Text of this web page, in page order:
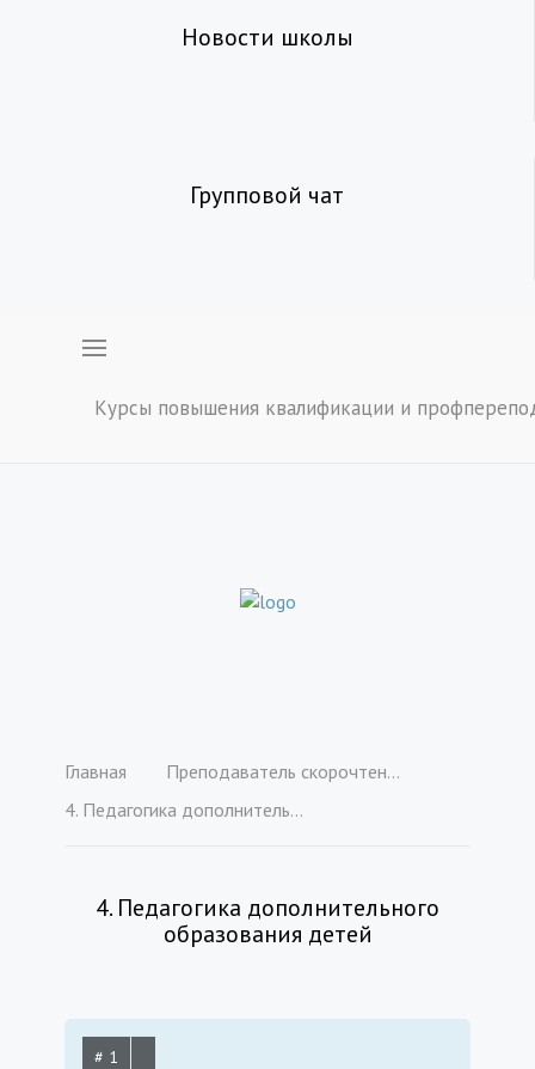
Новости школы
Групповой чат
Курсы повышения квалификации и
Главная
Преподаватель скорочтения. Методика обучения скорочтению в дополнительном образовании детей и взрослых
4. Педагогика дополнительного образования детей
4. Педагогика дополнительного
образования детей
# 1